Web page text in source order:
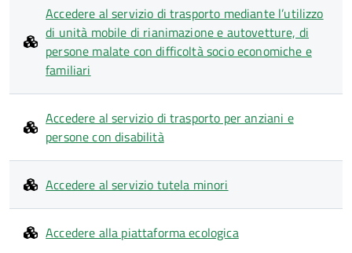
Accedere al servizio di trasporto mediante l’utilizzo
di unità mobile di rianimazione e autovetture, di
persone malate con difficoltà socio economiche e
familiari
Accedere al servizio di trasporto per anziani e
persone con disabilità
Accedere al servizio tutela minori
Accedere alla piattaforma ecologica